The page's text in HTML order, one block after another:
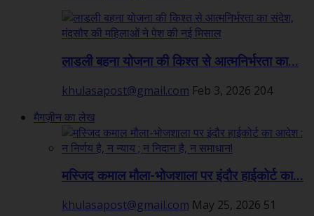
लाडली बहना योजना की किश्त से आत्मनिर्भरता का...
khulasapost@gmail.com Feb 3, 2026 204
मैगज़ीन का लेख
मस्जिद कमाल मौला-भोजशाला पर इंदौर हाईकोर्ट का...
khulasapost@gmail.com May 25, 2026 51